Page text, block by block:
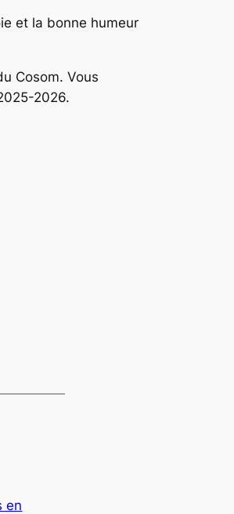
et la bonne humeur
Cosom. Vous
2026.
en